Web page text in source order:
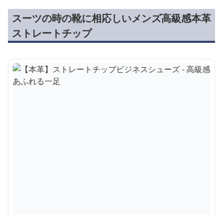
スーツの時の靴に相応しいメンズ高級感本革
ストレートチップ